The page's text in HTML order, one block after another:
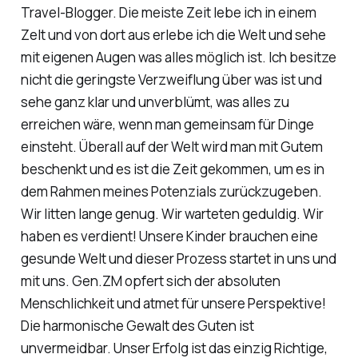
Travel-Blogger. Die meiste Zeit lebe ich in einem
Zelt und von dort aus erlebe ich die Welt und sehe
mit eigenen Augen was alles möglich ist. Ich besitze
nicht die geringste Verzweiflung über was ist und
sehe ganz klar und unverblümt, was alles zu
erreichen wäre, wenn man gemeinsam für Dinge
einsteht. Überall auf der Welt wird man mit Gutem
beschenkt und es ist die Zeit gekommen, um es in
dem Rahmen meines Potenzials zurückzugeben.
Wir litten lange genug. Wir warteten geduldig. Wir
haben es verdient! Unsere Kinder brauchen eine
gesunde Welt und dieser Prozess startet in uns und
mit uns. Gen.ZM opfert sich der absoluten
Menschlichkeit und atmet für unsere Perspektive!
Die harmonische Gewalt des Guten ist
unvermeidbar. Unser Erfolg ist das einzig Richtige,